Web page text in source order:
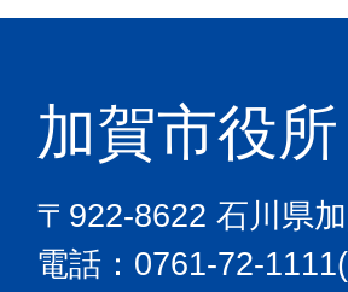
加賀市役所
〒922-8622 石川県
電話：0761-72-